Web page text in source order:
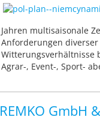
Jahren multisaisonale
Anforderungen
Witterungsverhältnisse
Agrar-, Event-, Sport-
REMKO GmbH